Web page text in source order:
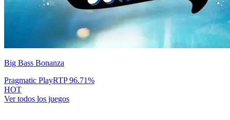
Big Bass Bonanza
Pragmatic PlayRTP96.71%
HOT
Ver todos los juegos